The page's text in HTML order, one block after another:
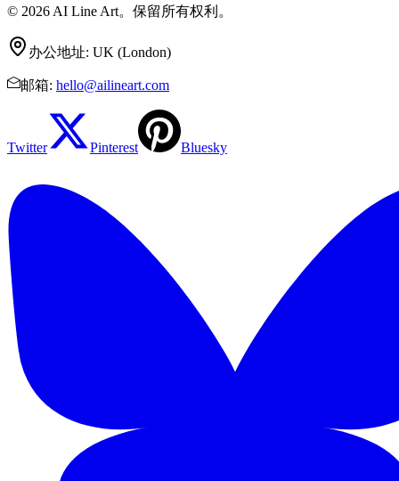
© 2026 AI Line Art。保留所有权利。
办公地址: UK (London)
邮箱: hello@ailineart.com
Twitter Pinterest Bluesky